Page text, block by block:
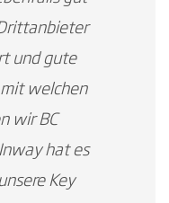
und gute
welchen
wir BC
hat es
Key